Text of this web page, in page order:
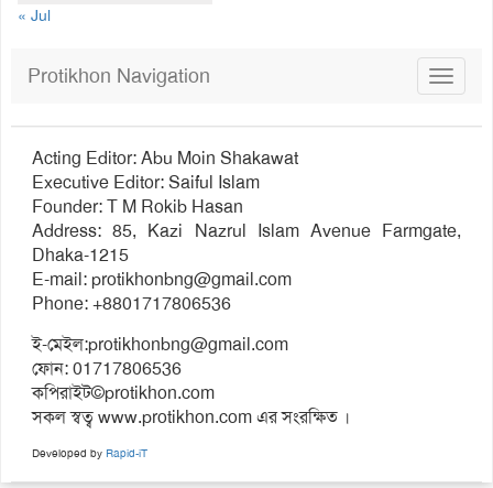
« Jul
Toggle
Protikhon Navigation
Acting Editor: Abu Moin Shakawat
Executive Editor: Saiful Islam
Founder: T M Rokib Hasan
Address: 85, Kazi Nazrul Islam Avenue Farmgate,
Dhaka-1215
E-mail:protikhonbng@gmail.com
Phone: +8801717806536
ই-মেইল:protikhonbng@gmail.com
ফোন: 01717806536
কপিরাইট©protikhon.com
সকল স্বত্ব www.protikhon.com এর সংরক্ষিত ।
Developed by Rapid-iT